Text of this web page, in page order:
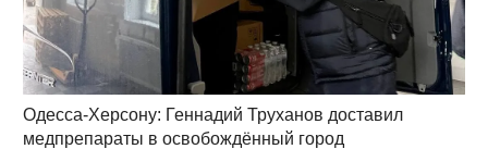
Одесса-Херсону: Геннадий Труханов доставил
медпрепараты в освобождённый город